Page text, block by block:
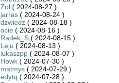
Zol( 2024-08-27 )
jarras( 2024-08-24 )
dzwiedz( 2024-08-18 )
ocie( 2024-08-16 )
Radek_S( 2024-08-15 )
Leju ( 2024-08-13 )
lukaszpp( 2024-08-07 )
Howk( 2024-07-30 )
matmys( 2024-07-29 )
edytq ( 2024-07-28 )